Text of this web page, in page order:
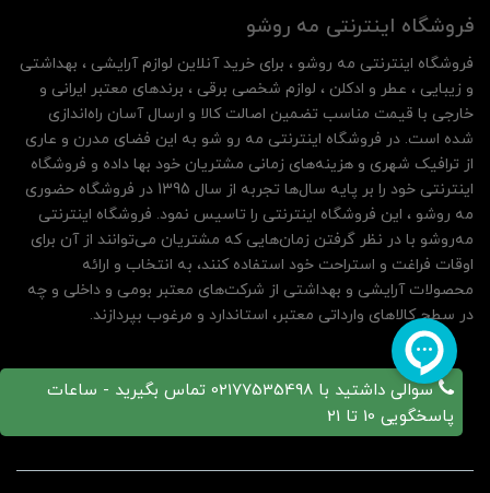
سوالی داشتید با 02177535498 تماس بگیرید - ساعات
پاسخگویی 10 تا 21
فروشگاه اینترنتی مه‌ رو‌شو
فروشگاه اینترنتی مه‌ رو‌شو ، برای خرید آنلاین لوازم آرایشی ، بهداشتی
و زیبایی ، عطر و ادکلن ، لوازم شخصی برقی ، برندهای معتبر ایرانی و
خارجی با قیمت مناسب تضمین اصالت کالا و ارسال آسان راه‌اندازی
شده است. در فروشگاه اینترنتی مه رو شو به این فضای مدرن و عاری
از ترافیک شهری و هزینه‌های زمانی مشتریان خود بها داده و فروشگاه
اینترنتی خود را بر پایه سال‌ها تجربه از سال 1395 در فروشگاه حضوری
مه روشو ، این فروشگاه اینترنتی را تاسیس نمود. فروشگاه اینترنتی
مه‌رو‌شو با در نظر گرفتن زمان‌هایی که مشتریان می‌توانند از آن‌ برای
اوقات فراغت و استراحت خود استفاده کنند، به انتخاب و ارائه
محصولات آرایشی و بهداشتی از شرکت‌های معتبر بومی و داخلی و چه
در سطح کالاهای وارداتی معتبر، استاندارد و مرغوب بپردازند.